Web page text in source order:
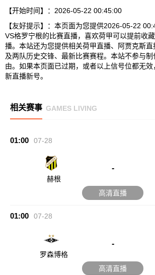
【开始时间】：2026-05-22 00:45:00
【友好提示】：本页面为您提供2026-05-22
VS格罗宁根的比赛直播，喜欢荷甲可以提前收
播。本站还为您提供相关荷甲直播、阿贾克斯直
及两队历史交锋、最新比赛赛程。本站不参与
由。如果本页面已过期，或者以上信号位都无
新直播新号。
相关赛事 GAMES LIVING
01:00 07-28
赫根
-
高清直播
01:00 07-28
罗森博格
-
高清直播